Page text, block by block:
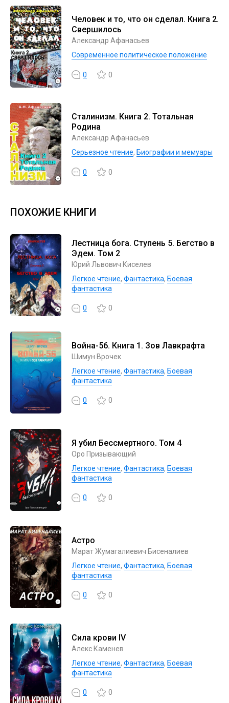
Человек и то, что он сделал. Книга 2.
Свершилось
Александр Афанасьев
Современное политическое положение
0 0
Сталинизм. Книга 2. Тотальная
Родина
Александр Афанасьев
Серьезное чтение, Биографии и мемуары
0 0
ПОХОЖИЕ КНИГИ
Лестница бога. Ступень 5. Бегство в
Эдем. Том 2
Юрий Львович Киселев
Легкое чтение, Фантастика, Боевая
фантастика
0 0
Война-56. Книга 1. Зов Лавкрафта
Шимун Врочек
Легкое чтение, Фантастика, Боевая
фантастика
0 0
Я убил Бессмертного. Том 4
Оро Призывающий
Легкое чтение, Фантастика, Боевая
фантастика
0 0
Астро
Марат Жумагалиевич Бисеналиев
Легкое чтение, Фантастика, Боевая
фантастика
0 0
Сила крови IV
Алекс Каменев
Легкое чтение, Фантастика, Боевая
фантастика
0 0